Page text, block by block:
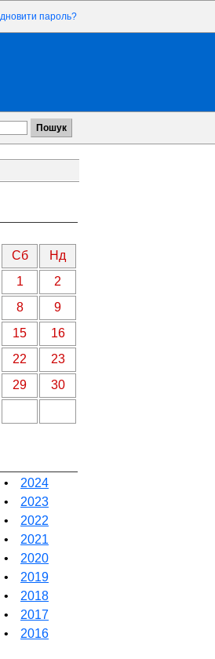
пароль?
Сб
Нд
1
2
8
9
15
16
22
23
29
30
•
2024
•
2023
•
2022
•
2021
•
2020
•
2019
•
2018
•
2017
•
2016